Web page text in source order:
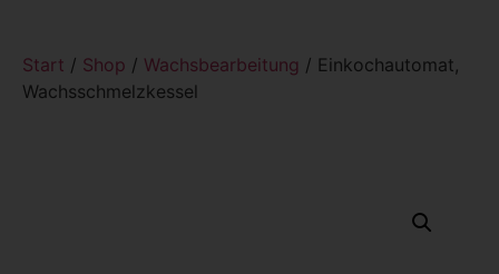
Start / Shop / Wachsbearbeitung / Einkochautomat,
Wachsschmelzkessel